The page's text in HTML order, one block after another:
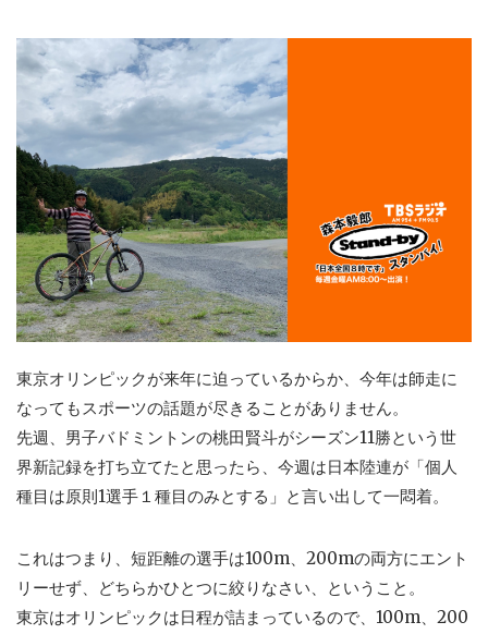
東京オリンピックが来年に迫っているからか、今年は師走に
なってもスポーツの話題が尽きることがありません。
先週、男子バドミントンの桃田賢斗がシーズン11勝という世
界新記録を打ち立てたと思ったら、今週は日本陸連が「個人
種目は原則1選手１種目のみとする」と言い出して一悶着。
これはつまり、短距離の選手は100m、200mの両方にエント
リーせず、どちらかひとつに絞りなさい、ということ。
東京はオリンピックは日程が詰まっているので、100m、200